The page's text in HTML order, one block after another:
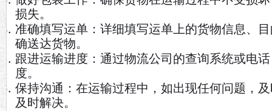
损失。
准确填写运单：详细填写运单上的货物信息、
确送达货物。
跟进运输进度：通过物流公司的查询系统或电
度。
保持沟通：在运输过程中，如出现任何问题，
及时解决。